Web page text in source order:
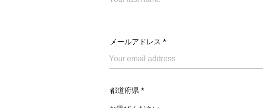
メールアドレス *
都道府県 *